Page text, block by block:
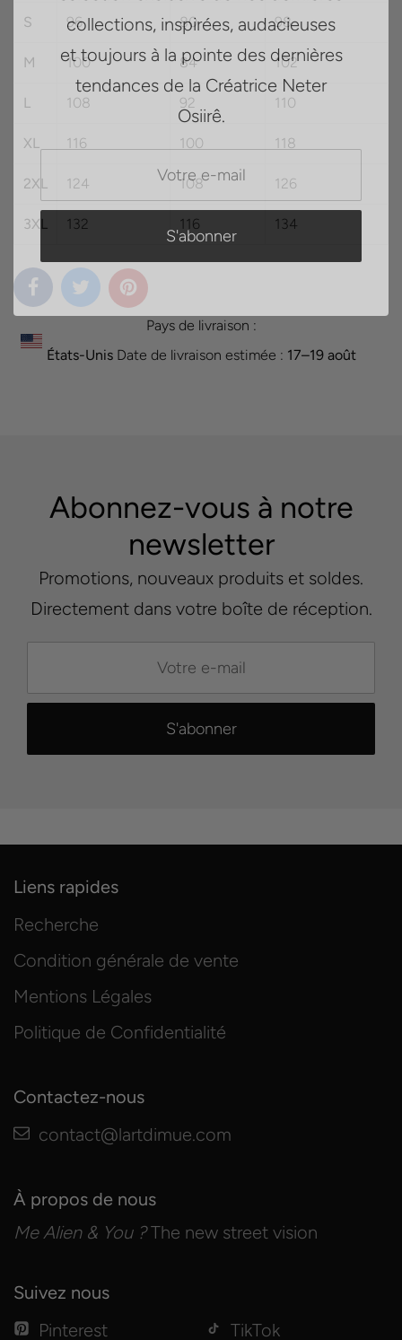
collections, inspirées, audacieuses
tendances de la Créatrice Neter
Osiirê.
S 96 80 98
M 100 84 102
L 108 92 110
XL 116 100 118
2XL 124 108 126
3XL 132 116 134
Pays de livraison :
États-UnisDate de livraison estimée : 17⁠–19 août
Abonnez-vous à notre
newsletter
Promotions, nouveaux produits et soldes.
Directement dans votre boîte de réception.
Liens rapides
Recherche
Condition générale de vente
Mentions Légales
Politique de Confidentialité
Contactez-nous
contact@lartdimue.com
À propos de nous
Me Alien & You ?The new street vision
Suivez nous
Pinterest
TikTok